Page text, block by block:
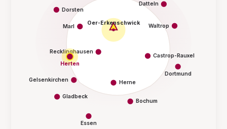
Dorsten
Datteln
Marl Waltrop
Recklinghausen
Herten
Castrop-Rauxel
Gelsenkirchen
Gladbeck
Herne
Bochum
Dortmund
Essen
Oer-Erkenschwick